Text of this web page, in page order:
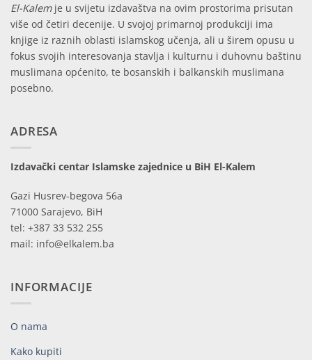
El-Kalemje u svijetu izdavaštva na ovim prostorima prisutan
više od četiri decenije. U svojoj primarnoj produkciji ima
knjige iz raznih oblasti islamskog učenja, ali u širem opusu u
fokus svojih interesovanja stavlja i kulturnu i duhovnu baštinu
muslimana općenito, te bosanskih i balkanskih muslimana
posebno.
ADRESA
Izdavački centar Islamske zajednice u BiH El-Kalem
Gazi Husrev-begova 56a
71000 Sarajevo, BiH
tel: +387 33 532 255
mail: info@elkalem.ba
INFORMACIJE
O nama
Kako kupiti